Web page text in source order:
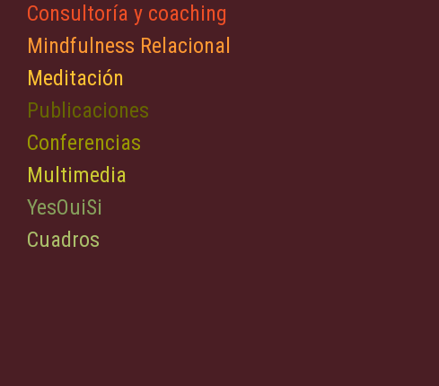
Consultoría y coaching
Mindfulness Relacional
Meditación
Publicaciones
Conferencias
Multimedia
YesOuiSi
Cuadros